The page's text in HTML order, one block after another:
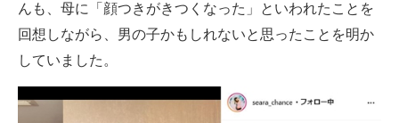
んも、母に「顔つきがきつくなった」といわれたことを
回想しながら、男の子かもしれないと思ったことを明か
していました。